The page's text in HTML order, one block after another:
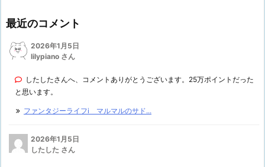
最近のコメント
2026年1月5日
lilypiano さん
したしたさんへ、コメントありがとうございます。25万ポイントだった
と思います。
ファンタジーライフi マルマルのサド...
2026年1月5日
したした さん